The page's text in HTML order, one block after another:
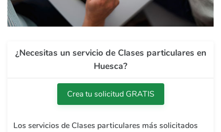
¿Necesitas un servicio de Clases particulares en
Huesca?
Crea tu solicitud GRATIS
Los servicios de Clases particulares más solicitados